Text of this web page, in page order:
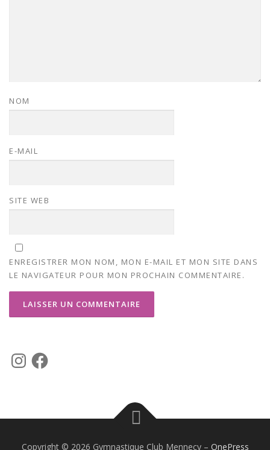
NOM
E-MAIL
SITE WEB
ENREGISTRER MON NOM, MON E-MAIL ET MON SITE DANS
LE NAVIGATEUR POUR MON PROCHAIN COMMENTAIRE.
n
m
F
a
Copyright © 2026 Gymnastique Club Mennecy – OnePress